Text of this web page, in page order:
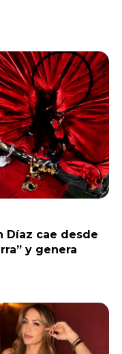
Díaz cae desde
y genera